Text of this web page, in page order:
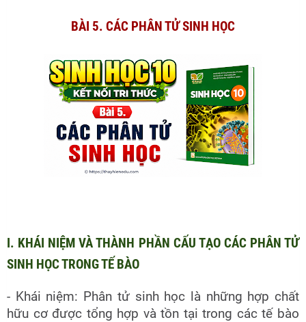
BÀI 5. CÁC PHÂN TỬ SINH HỌC
I. KHÁI NIỆM VÀ THÀNH PHẦN CẤU TẠO CÁC PHÂN TỬ
SINH HỌC TRONG TẾ BÀO
- Khái niệm: Phân tử sinh học là những hợp chất
hữu cơ được tổng hợp và tồn tại trong các tế bào